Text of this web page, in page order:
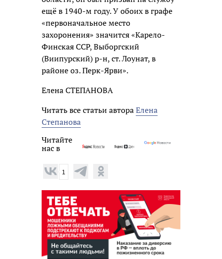
ещё в 1940-м году. У обоих в графе
«первоначальное место
захоронения» значится «Карело-
Финская ССР, Выборгский
(Виипурский) р-н, ст. Лоунат, в
районе оз. Перк-Ярви».
Елена СТЕПАНОВА
Читать все статьи автораЕлена
Степанова
Читайте
нас в
1